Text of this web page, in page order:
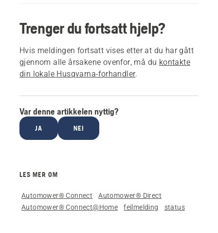
Trenger du fortsatt hjelp?
Hvis meldingen fortsatt vises etter at du har gått
gjennom alle årsakene ovenfor, må du kontakte
din lokale Husqvarna-forhandler.
Var denne artikkelen nyttig?
JA NEI
LES MER OM
Automower® Connect
Automower® Direct
Automower® Connect@Home
feilmelding status